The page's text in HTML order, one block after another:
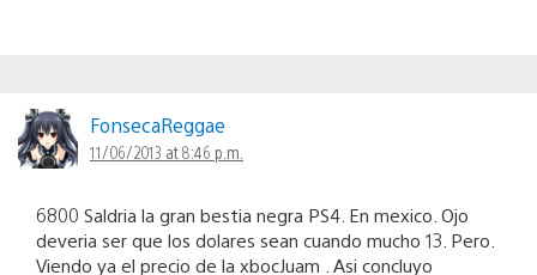
FonsecaReggae
11/06/2013 at 8:46 p.m.
6800 Saldria la gran bestia negra PS4. En mexico. Ojo
deveria ser que los dolares sean cuando mucho 13. Pero.
Viendo ya el precio de la xbocJuam . Asi concluyo